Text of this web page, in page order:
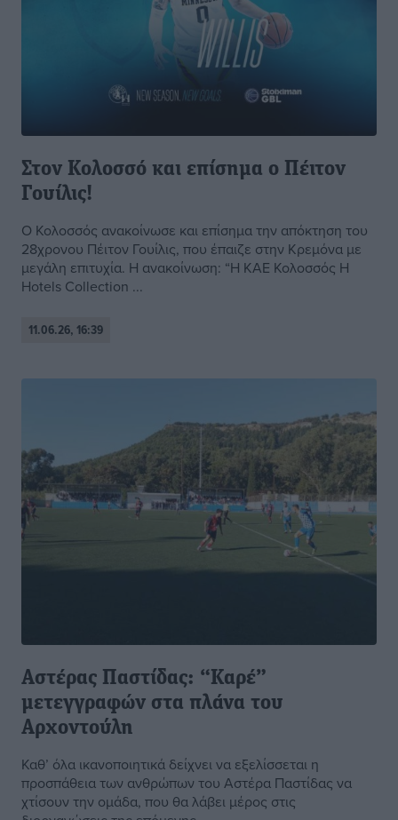
Στον Κολοσσό και επίσημα ο Πέιτον
Γουίλις!
Ο Κολοσσός ανακοίνωσε και επίσημα την απόκτηση του
28χρονου Πέιτον Γουίλις, που έπαιζε στην Κρεμόνα με
μεγάλη επιτυχία. Η ανακοίνωση: “Η ΚΑΕ Κολοσσός H
Hotels Collection ...
11.06.26, 16:39
Αστέρας Παστίδας: “Καρέ”
μετεγγραφών στα πλάνα του
Αρχοντούλη
Καθ’ όλα ικανοποιητικά δείχνει να εξελίσσεται η
προσπάθεια των ανθρώπων του Αστέρα Παστίδας να
χτίσουν την ομάδα, που θα λάβει μέρος στις